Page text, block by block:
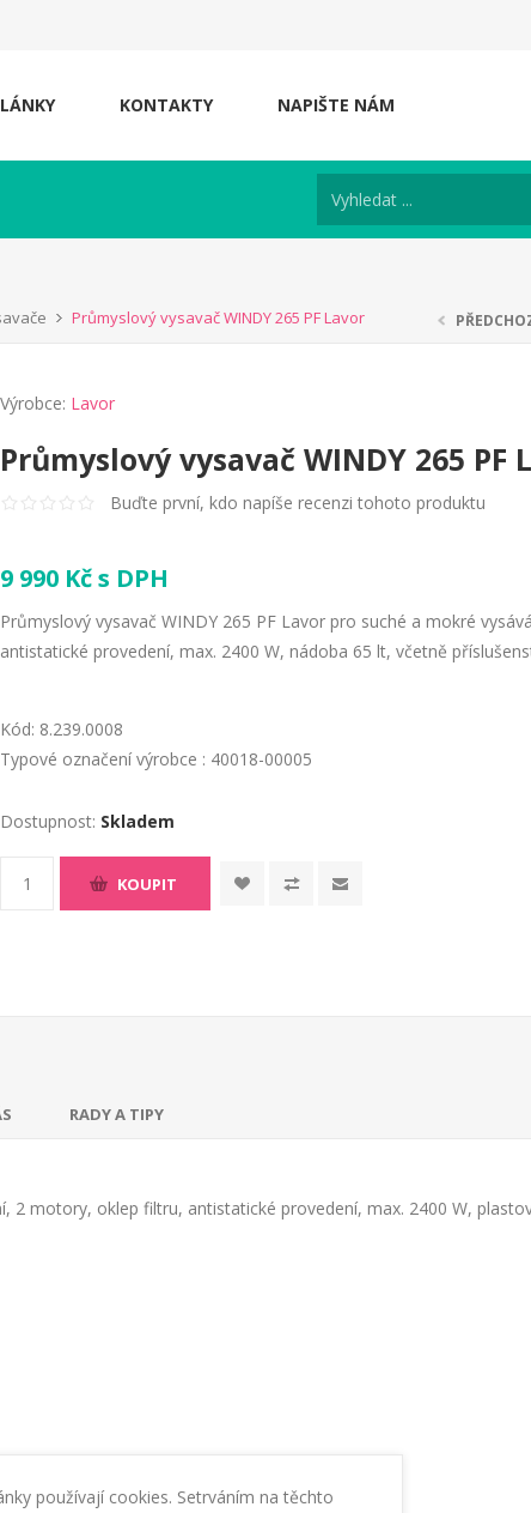
KONTAKTY NAPIŠTE NÁM
Průmyslový vysavač WINDY 265 PF Lavor
Výrobce: Lavor
Průmyslový vysavač WINDY 265 PF
Buďte první, kdo napíše recenzi tohoto produktu
9 990 Kč s DPH
Průmyslový vysavač WINDY 265 PF Lavor pro suché a mokré
antistatické provedení, max. 2400 W, nádoba 65 lt, včetně
Kód: 8.239.0008
Typové označení výrobce : 40018-00005
Dostupnost: Skladem
KOUPIT
RADY A TIPY
2 motory, oklep filtru, antistatické provedení, max. 2400 W,
používají cookies. Setrváním na těchto